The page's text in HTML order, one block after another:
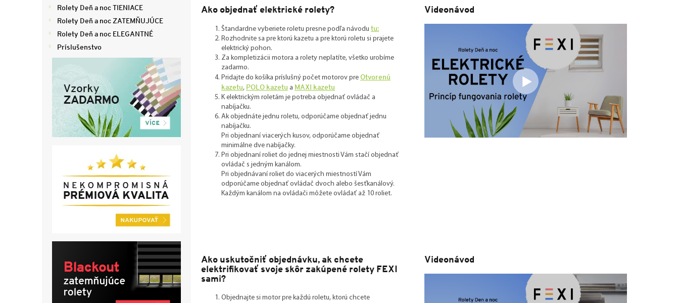
Rolety Deň a noc TIENIACE
Rolety Deň a noc ZATEMŇUJÚCE
Rolety Deň a noc ELEGANTNÉ
Príslušenstvo
Ako objednať elektrické rolety?
Štandardne vyberiete roletu presne podľa návodu tu:
Rozhodnite sa pre ktorú kazetu a pre ktorú roletu si prajete
elektrický pohon.
Za kompletizácii motora a rolety neplatíte, všetko urobíme
zadarmo.
Pridajte do košíka príslušný počet motorov pre Otvorenú
kazetu, POLO kazetu a MAXI kazetu
K elektrickým roletám je potreba objednať ovládač a
nabíjačku.
Ak objednáte jednu roletu, odporúčame objednať jednu
nabíjačku.
Pri objednaní viacerých kusov, odporúčame objednať
minimálne dve nabíjačky.
Pri objednaní roliet do jednej miestnosti Vám stačí objednať
ovládač s jedným kanálom.
Pri objednávaní roliet do viacerých miestností Vám
odporúčame objednať ovládač dvoch alebo šesťkanálový.
Každým kanálom na ovládači môžete ovládať až 10 roliet.
Videonávod
Ako uskutočniť objednávku, ak chcete
elektrifikovať svoje skôr zakúpené rolety FEXI
sami?
Objednajte si motor pre každú roletu, ktorú chcete
Videonávod